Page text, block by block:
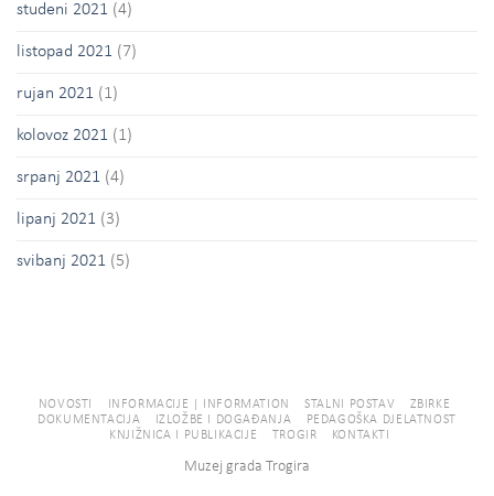
studeni 2021 (4)
listopad 2021 (7)
rujan 2021 (1)
kolovoz 2021 (1)
srpanj 2021 (4)
lipanj 2021 (3)
svibanj 2021 (5)
NOVOSTI INFORMACIJE | INFORMATION STALNI POSTAV
ZBIRKE
DOKUMENTACIJA
IZLOŽBE I DOGAĐANJA
PEDAGOŠKA DJELATNOST
KNJIŽNICA I PUBLIKACIJE
TROGIR KONTAKTI
Muzej grada Trogira